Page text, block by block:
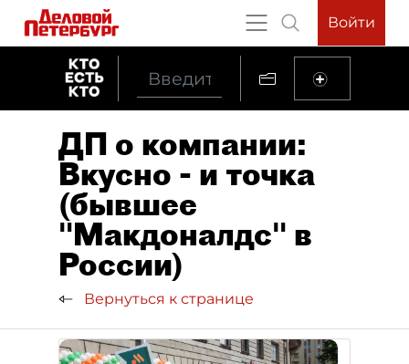
Войти
ДП о компании:
Вкусно - и точка
(бывшее
"Макдоналдс" в
России)
Вернуться к странице